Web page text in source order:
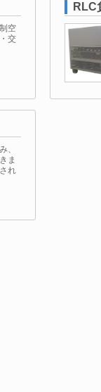
空
交
RLC
、
ま
れ